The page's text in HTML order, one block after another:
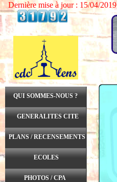
Dernière mise à jour : 15/04/2019
QUI SOMMES-NOUS ?
GENERALITES CITE
PLANS / RECENSEMENTS
ECOLES
PHOTOS / CPA